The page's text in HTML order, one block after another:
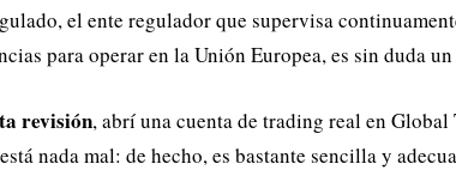
el ente regulador que supervisa
para operar en la Unión Europea, es sin duda
revisión, abrí una cuenta de trading real en
nada mal: de hecho, es bastante sencilla y